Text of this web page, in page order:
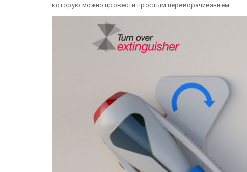
которую можно провести простым переворачиванием.